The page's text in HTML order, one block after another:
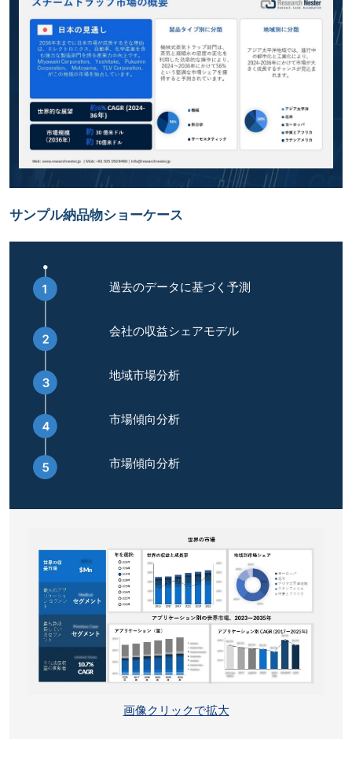
サンプル納品物ショーケース
過去のデータに基づく予測
会社の収益シェアモデル
地域市場分析
市場傾向分析
市場傾向分析
画像クリックで拡大